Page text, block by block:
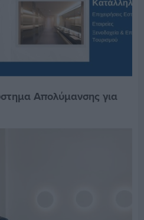
Απολύμανσης για